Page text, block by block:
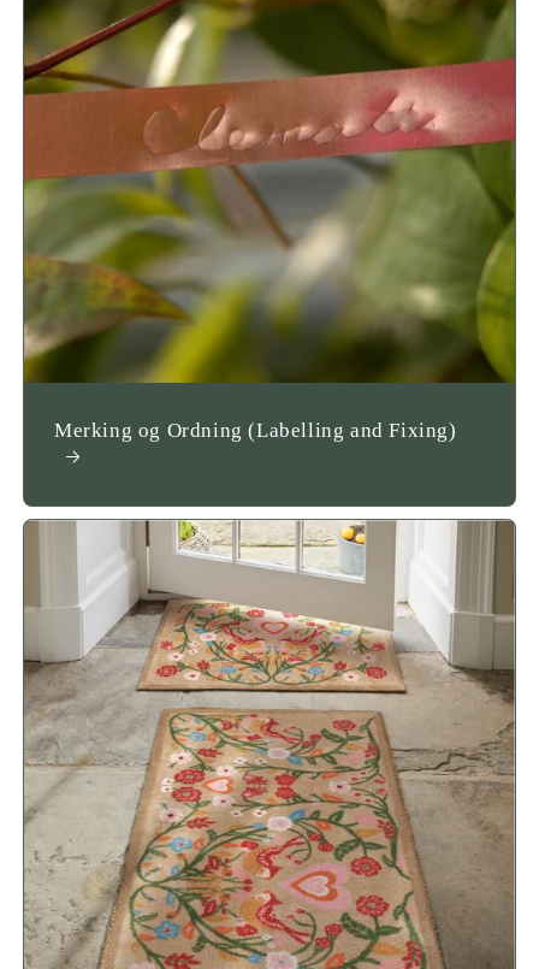
Merking og Ordning (Labelling and Fixing)